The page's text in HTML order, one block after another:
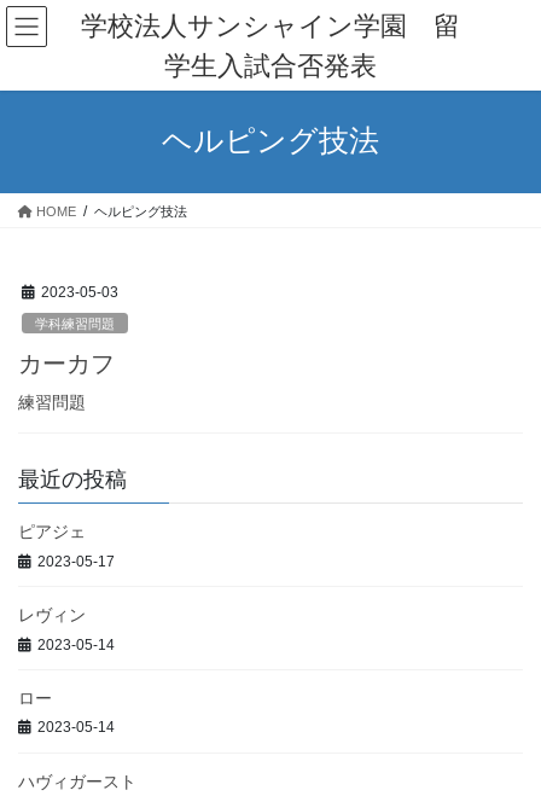
コ
ン
ン
ナ
ビ
ー
学校法人サンシャイン学園 留
学生入試合否発表
ヘルピング技法
HOME ヘルピング技法
2023-05-03
学科練習問題
カーカフ
練習問題
最近の投稿
ピアジェ
2023-05-17
レヴィン
2023-05-14
ロー
2023-05-14
ハヴィガースト